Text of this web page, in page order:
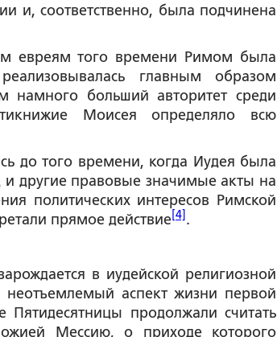
и, соответственно, была подчинена
евреям того времени Римом была
главным образом
намного больший авторитет среди
Моисея определяло всю
до того времени, когда Иудея была
и другие правовые значимые акты на
политических интересов Римской
прямое действие [4] .
в иудейской религиозной
неотъемлемый аспект жизни первой
продолжали считать
Мессию, о приходе которого